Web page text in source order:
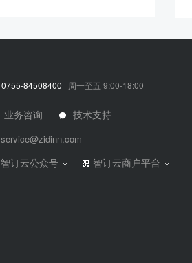
0755-84508400 周一至五 9:00-18:00
业务咨询 技术支持
service@zidinn.com
智订云公众号 智订云商户平台